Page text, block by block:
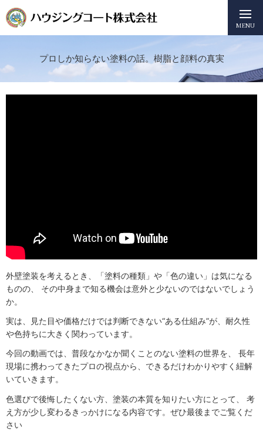
MENU
プロしか知らない塗料の話。樹脂と顔料の真実
外壁塗装を考えるとき、「塗料の種類」や「色の違い」は気になる
ものの、 その中身まで知る機会は意外と少ないのではないでしょう
か。
実は、見た目や価格だけでは判断できない“ある仕組み”が、耐久性
や色持ちに大きく関わっています。
今回の動画では、普段なかなか聞くことのない塗料の世界を、 長年
現場に携わってきたプロの視点から、できるだけわかりやすく紐解
いていきます。
色選びで後悔したくない方、塗装の本質を知りたい方にとって、 考
え方が少し変わるきっかけになる内容です。ぜひ最後までご覧くだ
さい